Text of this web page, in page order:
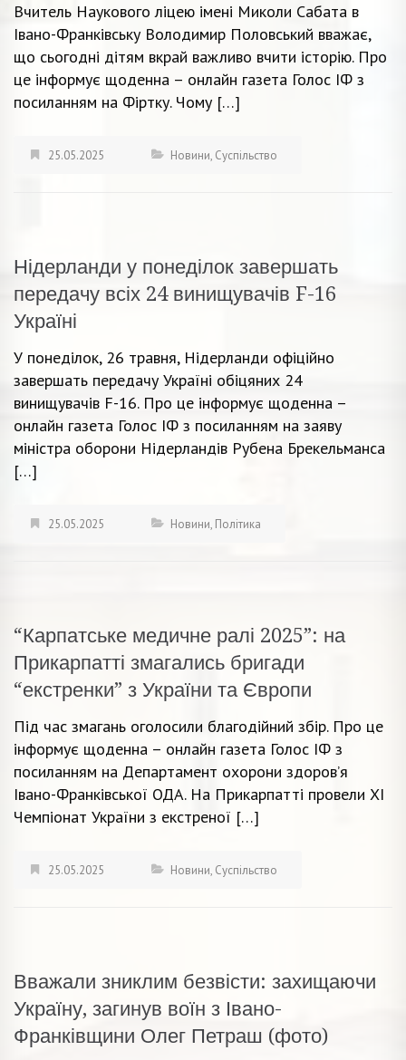
Вчитель Наукового ліцею імені Миколи Сабата в
Івано-Франківську Володимир Половський вважає,
що сьогодні дітям вкрай важливо вчити історію. Про
це інформує щоденна – онлайн газета Голос ІФ з
посиланням на Фіртку. Чому […]
25.05.2025 Новини, Суспільство
Нідерланди у понеділок завершать
передачу всіх 24 винищувачів F-16
Україні
У понеділок, 26 травня, Нідерланди офіційно
завершать передачу Україні обіцяних 24
винищувачів F-16. Про це інформує щоденна –
онлайн газета Голос ІФ з посиланням на заяву
міністра оборони Нідерландів Рубена Брекельманса
[…]
25.05.2025 Новини, Політика
“Карпатське медичне ралі 2025”: на
Прикарпатті змагались бригади
“екстренки” з України та Європи
Під час змагань оголосили благодійний збір. Про це
інформує щоденна – онлайн газета Голос ІФ з
посиланням на Департамент охорони здоров’я
Івано-Франківської ОДА. На Прикарпатті провели XI
Чемпіонат України з екстреної […]
25.05.2025 Новини, Суспільство
Вважали зниклим безвісти: захищаючи
Україну, загинув воїн з Івано-
Франківщини Олег Петраш (фото)